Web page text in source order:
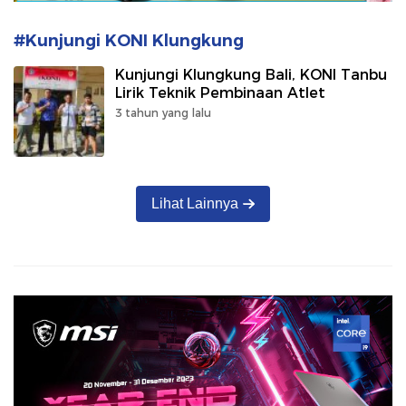
#Kunjungi KONI Klungkung
Kunjungi Klungkung Bali, KONI Tanbu
Lirik Teknik Pembinaan Atlet
3 tahun yang lalu
Lihat Lainnya